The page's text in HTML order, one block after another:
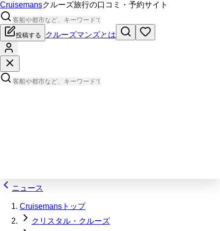
Cruisemansクルーズ旅行の口コミ・予約サイト
投稿する クルーズマンズとは
ニュース
Cruisemansトップ
クリスタル・クルーズ